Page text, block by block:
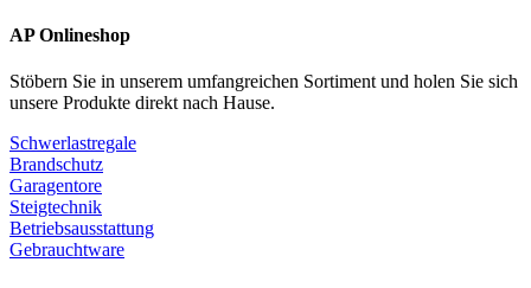
AP Onlineshop
Stöbern Sie in unserem umfangreichen Sortiment und holen Sie sich
unsere Produkte direkt nach Hause.
Schwerlastregale
Brandschutz
Garagentore
Steigtechnik
Betriebsausstattung
Gebrauchtware